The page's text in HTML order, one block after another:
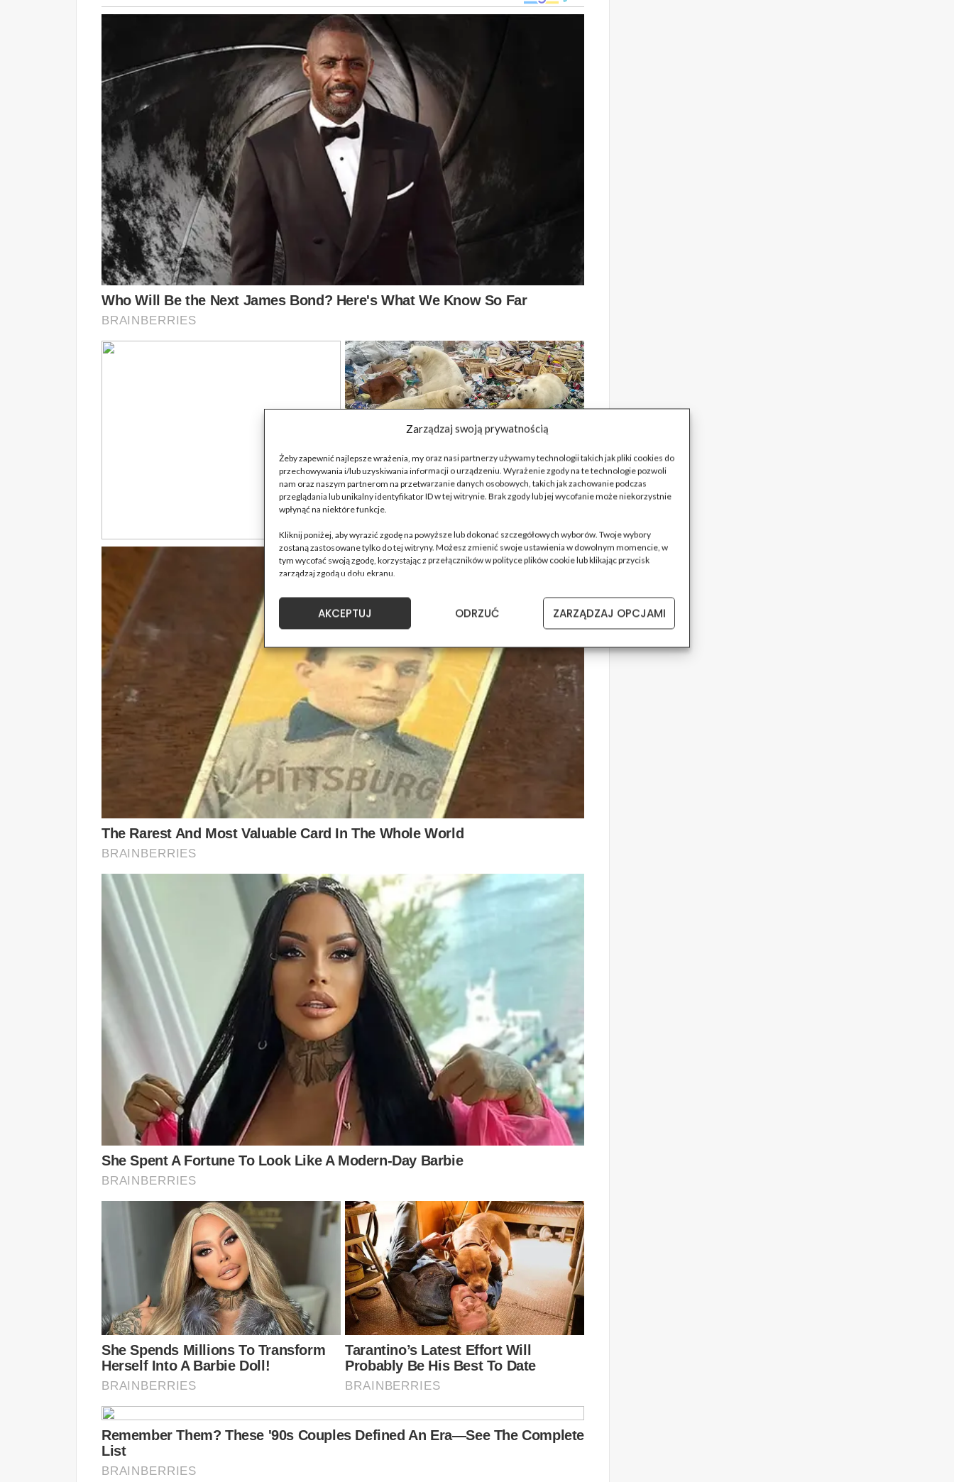
Zarządzaj swoją prywatnością
Żeby zapewnić najlepsze wrażenia, my oraz nasi partnerzy używamy technologii takich jak pliki cookies do
przechowywania i/lub uzyskiwania informacji o urządzeniu. Wyrażenie zgody na te technologie pozwoli
nam oraz naszym partnerom na przetwarzanie danych osobowych, takich jak zachowanie podczas
przeglądania lub unikalny identyfikator ID w tej witrynie. Brak zgody lub jej wycofanie może niekorzystnie
wpłynąć na niektóre funkcje.
Kliknij poniżej, aby wyrazić zgodę na powyższe lub dokonać szczegółowych wyborów. Twoje wybory
zostaną zastosowane tylko do tej witryny. Możesz zmienić swoje ustawienia w dowolnym momencie, w
tym wycofać swoją zgodę, korzystając z przełączników w polityce plików cookie lub klikając przycisk
zarządzaj zgodą u dołu ekranu.
AKCEPTUJ ODRZUĆ ZARZĄDZAJ OPCJAMI